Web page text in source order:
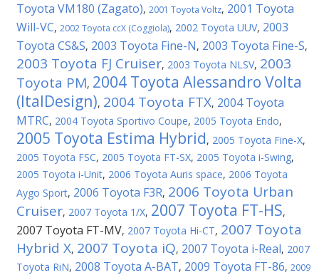
Toyota VM180 (Zagato), 2001 Toyota Voltz, 2001 Toyota
Will-VC, 2002 Toyota ccX (Coggiola), 2002 Toyota UUV, 2003
Toyota CS&S, 2003 Toyota Fine-N, 2003 Toyota Fine-S,
2003 Toyota FJ Cruiser, 2003 Toyota NLSV, 2003
Toyota PM, 2004 Toyota Alessandro Volta
(ItalDesign), 2004 Toyota FTX, 2004 Toyota
MTRC, 2004 Toyota Sportivo Coupe, 2005 Toyota Endo,
2005 Toyota Estima Hybrid, 2005 Toyota Fine-X,
2005 Toyota FSC, 2005 Toyota FT-SX, 2005 Toyota i-Swing,
2005 Toyota i-Unit, 2006 Toyota Auris space, 2006 Toyota
Aygo Sport, 2006 Toyota F3R, 2006 Toyota Urban
Cruiser, 2007 Toyota 1/X, 2007 Toyota FT-HS,
2007 Toyota FT-MV, 2007 Toyota Hi-CT, 2007 Toyota
Hybrid X, 2007 Toyota iQ, 2007 Toyota i-Real, 2007
Toyota RiN, 2008 Toyota A-BAT, 2009 Toyota FT-86, 2009